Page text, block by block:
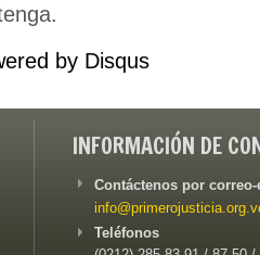
by Disqus
INFORMACIÓN DE
Contáctenos por
Teléfonos